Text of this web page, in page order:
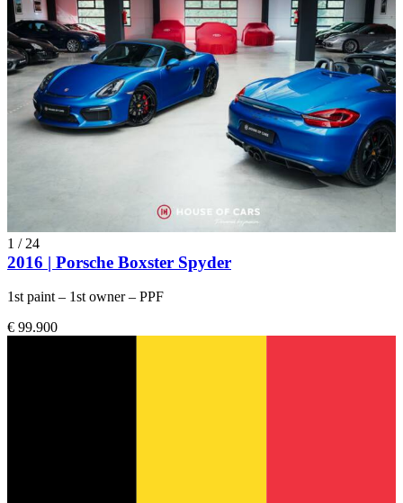
1 / 24
2016 | Porsche Boxster Spyder
1st paint – 1st owner – PPF
€ 99.900